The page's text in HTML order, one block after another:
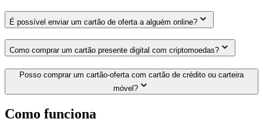
É possível enviar um cartão de oferta a alguém online?
Como comprar um cartão presente digital com criptomoedas?
Posso comprar um cartão-oferta com cartão de crédito ou carteira
móvel?
Como funciona